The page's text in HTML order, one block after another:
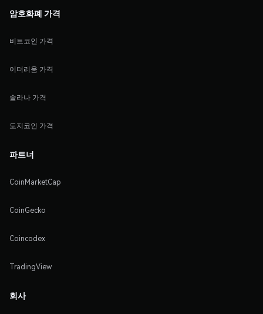
암호화폐 가격
비트코인 가격
이더리움 가격
솔라나 가격
도지코인 가격
파트너
CoinMarketCap
CoinGecko
Coincodex
TradingView
회사